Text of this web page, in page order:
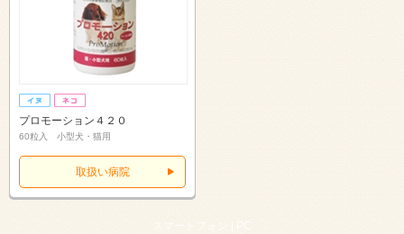
プロモーション４２０
60粒入 小型犬・猫用
取扱い病院
スマートフォン | PC